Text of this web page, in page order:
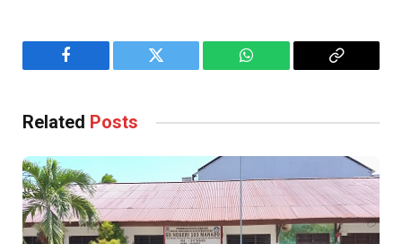
Facebook Twitter WhatsApp
Copy
Related Posts